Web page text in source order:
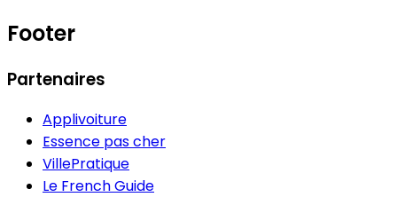
Footer
Partenaires
Applivoiture
Essence pas cher
VillePratique
Le French Guide